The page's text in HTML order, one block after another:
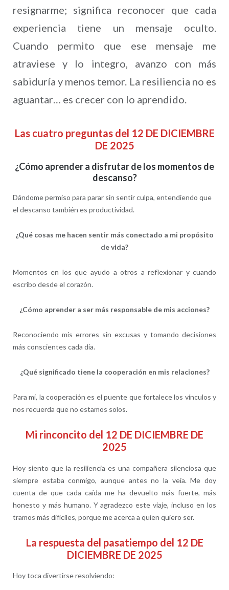
resignarme; significa reconocer que cada
experiencia tiene un mensaje oculto.
Cuando permito que ese mensaje me
atraviese y lo integro, avanzo con más
sabiduría y menos temor. La resiliencia no es
aguantar… es crecer con lo aprendido.
Las cuatro preguntas del 12 DE DICIEMBRE
DE 2025
¿Cómo aprender a disfrutar de los momentos de
descanso?
Dándome permiso para parar sin sentir culpa, entendiendo que
el descanso también es productividad.
¿Qué cosas me hacen sentir más conectado a mi propósito
de vida?
Momentos en los que ayudo a otros a reflexionar y cuando
escribo desde el corazón.
¿Cómo aprender a ser más responsable de mis acciones?
Reconociendo mis errores sin excusas y tomando decisiones
más conscientes cada día.
¿Qué significado tiene la cooperación en mis relaciones?
Para mí, la cooperación es el puente que fortalece los vínculos y
nos recuerda que no estamos solos.
Mi rinconcito del 12 DE DICIEMBRE DE
2025
Hoy siento que la resiliencia es una compañera silenciosa que
siempre estaba conmigo, aunque antes no la veía. Me doy
cuenta de que cada caída me ha devuelto más fuerte, más
honesto y más humano. Y agradezco este viaje, incluso en los
tramos más difíciles, porque me acerca a quien quiero ser.
La respuesta del pasatiempo del 12 DE
DICIEMBRE DE 2025
Hoy toca divertirse resolviendo: